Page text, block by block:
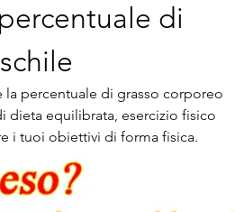
di
percentuale di grasso corporeo
dieta equilibrata, esercizio fisico
i tuoi obiettivi di forma fisica.